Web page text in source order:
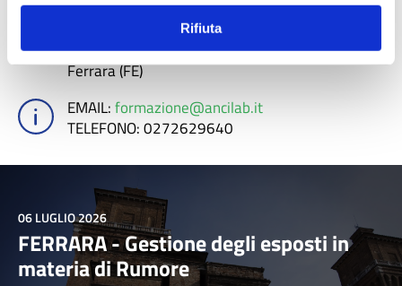
Rifiuta
Comune di Ferrara
Piazza Del Municipio, 2
Ferrara (FE)
EMAIL:formazione@ancilab.it
TELEFONO: 0272629640
06 LUGLIO 2026
FERRARA - Gestione degli esposti in
materia di Rumore